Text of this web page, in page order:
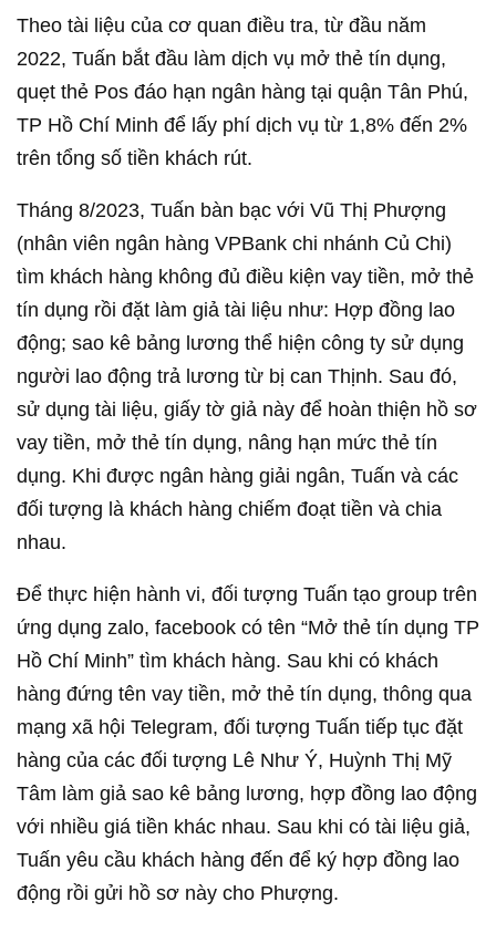
Theo tài liệu của cơ quan điều tra, từ đầu năm
2022, Tuấn bắt đầu làm dịch vụ mở thẻ tín dụng,
quẹt thẻ Pos đáo hạn ngân hàng tại quận Tân Phú,
TP Hồ Chí Minh để lấy phí dịch vụ từ 1,8% đến 2%
trên tổng số tiền khách rút.
Tháng 8/2023, Tuấn bàn bạc với Vũ Thị Phượng
(nhân viên ngân hàng VPBank chi nhánh Củ Chi)
tìm khách hàng không đủ điều kiện vay tiền, mở thẻ
tín dụng rồi đặt làm giả tài liệu như: Hợp đồng lao
động; sao kê bảng lương thể hiện công ty sử dụng
người lao động trả lương từ bị can Thịnh. Sau đó,
sử dụng tài liệu, giấy tờ giả này để hoàn thiện hồ sơ
vay tiền, mở thẻ tín dụng, nâng hạn mức thẻ tín
dụng. Khi được ngân hàng giải ngân, Tuấn và các
đối tượng là khách hàng chiếm đoạt tiền và chia
nhau.
Để thực hiện hành vi, đối tượng Tuấn tạo group trên
ứng dụng zalo, facebook có tên “Mở thẻ tín dụng TP
Hồ Chí Minh” tìm khách hàng. Sau khi có khách
hàng đứng tên vay tiền, mở thẻ tín dụng, thông qua
mạng xã hội Telegram, đối tượng Tuấn tiếp tục đặt
hàng của các đối tượng Lê Như Ý, Huỳnh Thị Mỹ
Tâm làm giả sao kê bảng lương, hợp đồng lao động
với nhiều giá tiền khác nhau. Sau khi có tài liệu giả,
Tuấn yêu cầu khách hàng đến để ký hợp đồng lao
động rồi gửi hồ sơ này cho Phượng.